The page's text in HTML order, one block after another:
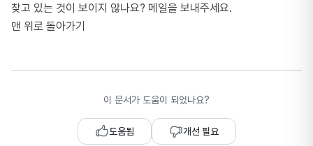
찾고 있는 것이 보이지 않나요? 메일을 보내주세요.
맨 위로 돌아가기
이 문서가 도움이 되었나요?
도움됨 개선 필요